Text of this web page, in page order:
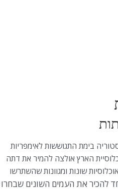
בימת התגוששות לאימפריות
הארץ אולצה להמיר את דתה
שונות ומגוונות שהשתרשו
להכיר את העמים השונים שבחרו